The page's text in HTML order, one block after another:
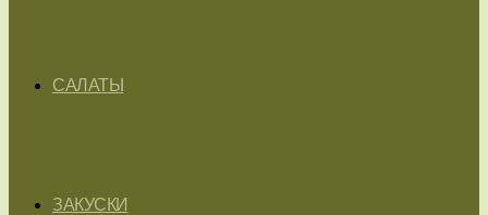
САЛАТЫ
ЗАКУСКИ